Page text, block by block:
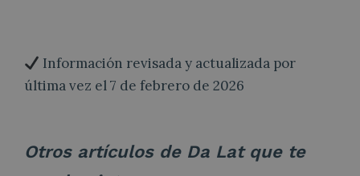
Información revisada y actualizada por
última vez el 7 de febrero de 2026
Otros artículos de Da Lat que te